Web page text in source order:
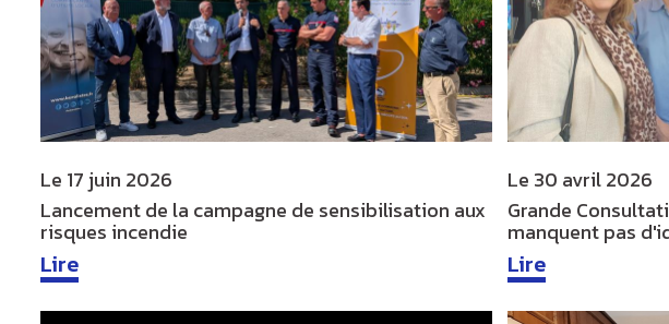
Le 17 juin 2026
Lancement de la campagne de sensibilisation aux
risques incendie
Lire
Le 30 avril 2026
Grande
manquent pas
Lire